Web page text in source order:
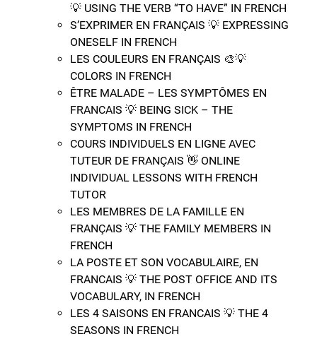
💡​ USING THE VERB “TO HAVE” IN FRENCH
S’EXPRIMER EN FRANÇAIS 💡 EXPRESSING
ONESELF IN FRENCH
LES COULEURS EN FRANÇAIS 🎨​💡​
COLORS IN FRENCH
​ÊTRE MALADE – LES SYMPTÔMES EN
FRANCAIS 💡​ BEING SICK – THE
SYMPTOMS IN FRENCH
COURS INDIVIDUELS EN LIGNE AVEC
TUTEUR DE FRANÇAIS 👋​ ONLINE
INDIVIDUAL LESSONS WITH FRENCH
TUTOR
LES MEMBRES DE LA FAMILLE EN
FRANÇAIS 💡​ THE FAMILY MEMBERS IN
FRENCH
LA POSTE ET SON VOCABULAIRE, EN
FRANCAIS 💡​ THE POST OFFICE AND ITS
VOCABULARY, IN FRENCH
LES 4 SAISONS EN FRANCAIS 💡​ THE 4
SEASONS IN FRENCH